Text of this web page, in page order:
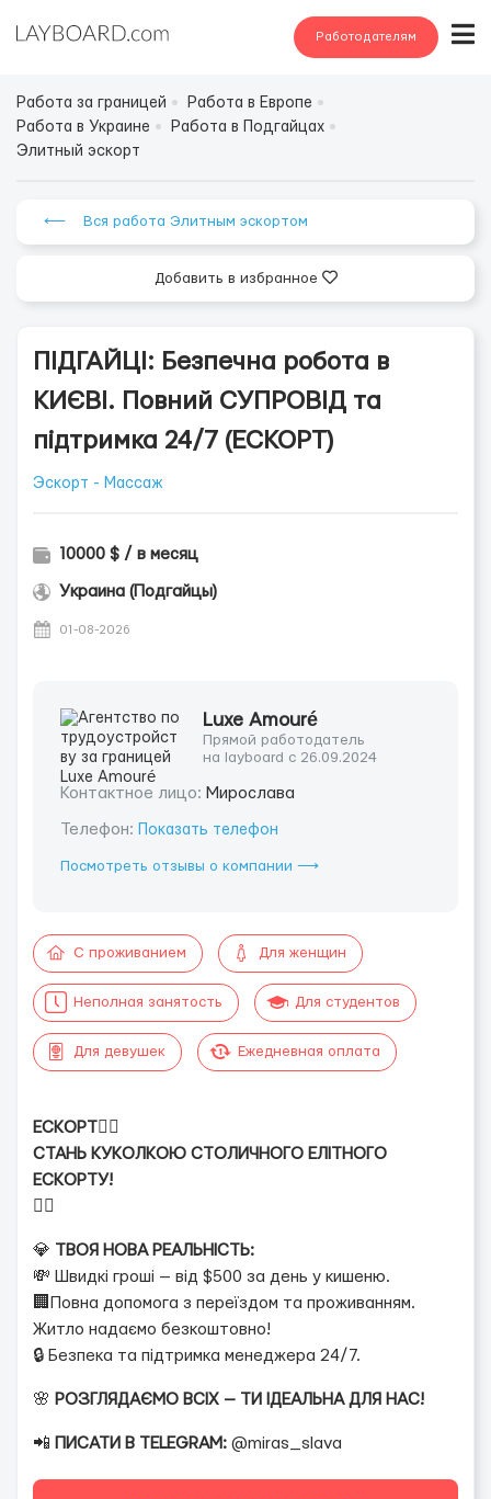
Работодателям
Работа за границей
Работа в Европе
Работа в Украине
Работа в Подгайцах
Элитный эскорт
⟵ Вся работа Элитным эскортом
Добавить в избранное
ПІДГАЙЦІ: Безпечна робота в
КИЄВІ. Повний СУПРОВІД та
підтримка 24/7 (ЕСКОРТ)
Эскорт - Массаж
10000 $ / в месяц
Украина (Подгайцы)
01-08-2026
Luxe Amouré
Прямой работодатель
на layboard с 26.09.2024
Контактное лицо: Мирослава
Телефон: Показать телефон
Посмотреть отзывы о компании ⟶
С проживанием Для женщин
Неполная занятость Для студентов
Для девушек Ежедневная оплата
ЕСКОРТ
🧚‍♀️
СТАНЬ КУКОЛКОЮ СТОЛИЧНОГО ЕЛІТНОГО
ЕСКОРТУ!
🧚‍♀️
💎
ТВОЯ НОВА РЕАЛЬНІСТЬ:
💸 Швидкі гроші — від $500 за день у кишеню.
🏢Повна допомога з переїздом та проживанням.
Житло надаємо безкоштовно!
🔒 Безпека та підтримка менеджера 24/7.
🌸 РОЗГЛЯДАЄМО ВСІХ — ТИ ІДЕАЛЬНА ДЛЯ НАС!
📲 ПИСАТИ В TELEGRAM: @miras_slava